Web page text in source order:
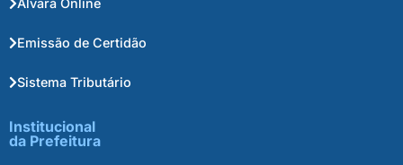
Alvará Online
Emissão de Certidão
Sistema Tributário
Institucional
da Prefeitura